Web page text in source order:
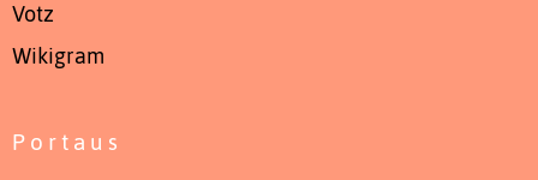
Votz
Wikigram
Portaus